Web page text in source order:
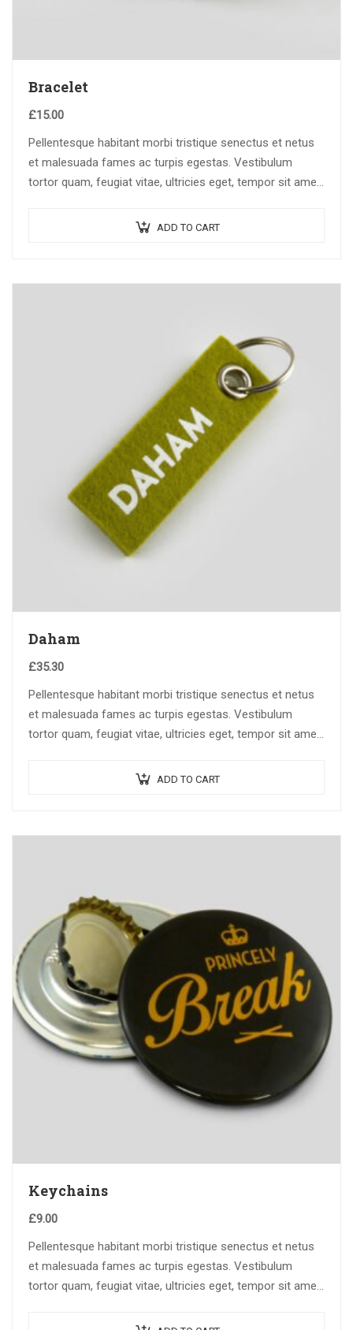
Bracelet
£15.00
Pellentesque habitant morbi tristique senectus et netus
et malesuada fames ac turpis egestas. Vestibulum
tortor quam, feugiat vitae, ultricies eget, tempor sit amet,
ADD TO CART
Daham
£35.30
Pellentesque habitant morbi tristique senectus et netus
et malesuada fames ac turpis egestas. Vestibulum
tortor quam, feugiat vitae, ultricies eget, tempor sit amet,
ADD TO CART
Keychains
£9.00
Pellentesque habitant morbi tristique senectus et netus
et malesuada fames ac turpis egestas. Vestibulum
tortor quam, feugiat vitae, ultricies eget, tempor sit amet,